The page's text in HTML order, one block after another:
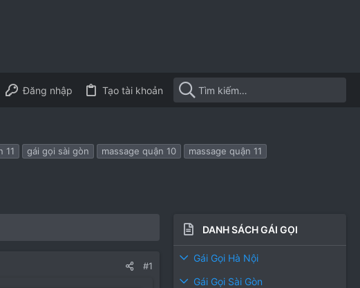
Đăng nhập Tạo tài khoản
11 gái gọi sài gòn massage quận 10
massage quận 11
#1
DANH SÁCH GÁI GỌI
Gái Gọi Hà Nội
Gái Gọi Sài Gòn